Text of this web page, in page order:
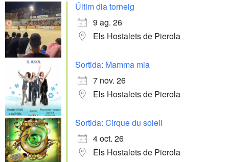
Últim dia torneig
9 ag. 26
Els Hostalets de Pierola
Sortida: Mamma mia
7 nov. 26
Els Hostalets de Pierola
Sortida: Cirque du soleil
4 oct. 26
Els Hostalets de Pierola